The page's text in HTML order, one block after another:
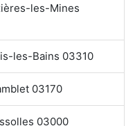
les-Mines
les-Bains 03310
03170
03000